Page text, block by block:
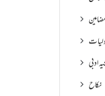
ادبی
نکاح